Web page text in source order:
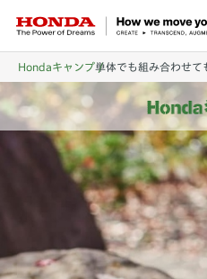
Hondaキャンプ単体でも組み合わせて